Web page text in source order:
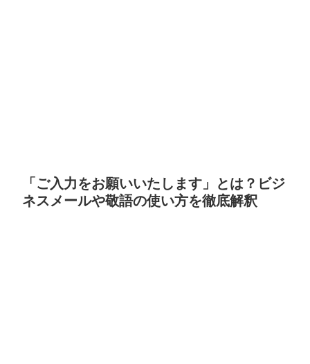
「ご入力をお願いいたします」とは？ビジ
ネスメールや敬語の使い方を徹底解釈